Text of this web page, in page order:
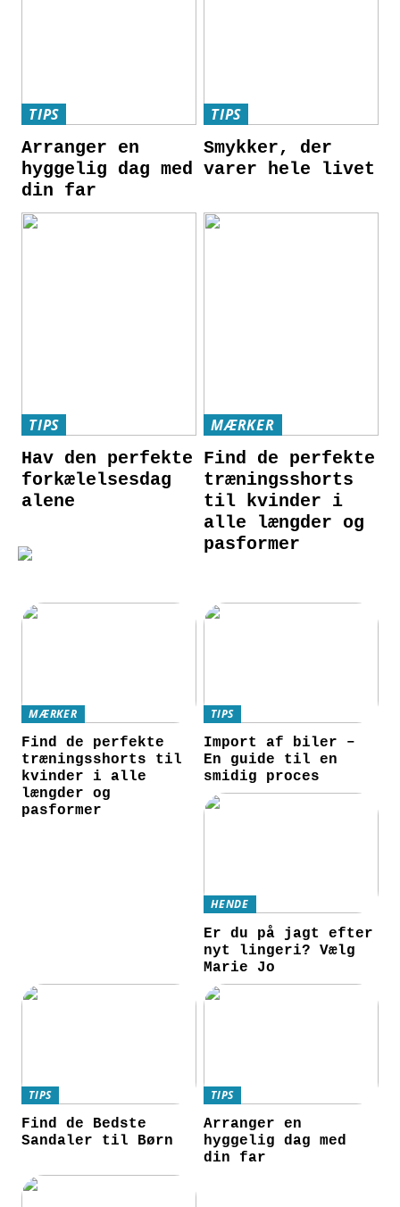
TIPS
Arranger en
hyggelig dag med
din far
TIPS
Smykker, der
varer hele livet
TIPS
Hav den perfekte
forkælelsesdag
alene
MÆRKER
Find de perfekte
træningsshorts
til kvinder i
alle længder og
pasformer
MÆRKER
Find de perfekte
træningsshorts til
kvinder i alle
længder og
pasformer
TIPS
Import af biler –
En guide til en
smidig proces
HENDE
Er du på jagt efter
nyt lingeri? Vælg
Marie Jo
TIPS
Find de Bedste
Sandaler til Børn
TIPS
Arranger en
hyggelig dag med
din far